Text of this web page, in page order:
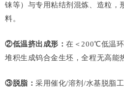
铼等）与专用粘结剂混炼、造粒，
料。
②低温挤出成形：在＜200℃低温
堆积生成钨合金生坯，全程无高能
③脱脂：采用催化/溶剂/水基脱脂